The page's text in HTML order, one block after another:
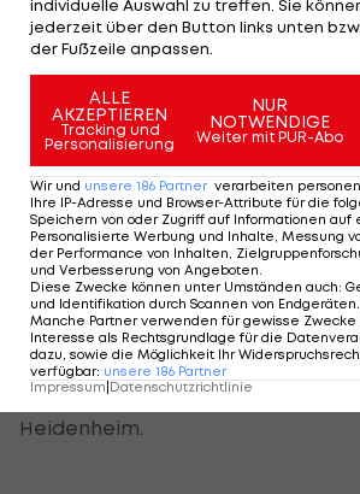
Jahr bei Greuther Fürth dann
dreieinhalb Jahre zum FC Lustenau.
Prinzen verbuchte 70 Einsätze in
Bundesliga und kam in der
Zweitklassigkeit 60 Mal zum Zug.
2003 folgte die Rückkehr zur
und Sportlicher Leiter, ehe er den
wieder verließ. Zwischen 2007 und
er weiters die zweite Mannschaft
Vorarlberger.
Seit 2018 arbeitete er als NLZ-
Heidenheim.
individuelle Auswahl zu treffen. Sie
jederzeit über den Button links unten
der Fußzeile anpassen.
ALLE
AKZEPTIEREN
Tracking und
Personalisierung
NUR
NOTWENDIGE
Weiter mit PUR-Abo
Wir und unsere 186 Partner verarbeiten
Ihre IP-Adresse und Browser-Attribute für die
Speichern von oder Zugriff auf Informationen auf
Personalisierte Werbung und Inhalte, Messung
der Performance von Inhalten,
und Verbesserung von Angeboten
Diese Zwecke können unter Umständen auch:
und Identifikation durch Scannen von Endgeräten
Manche Partner verwenden für gewisse
Interesse als Rechtsgrundlage für die
dazu, sowie die Möglichkeit Ihr
verfügbar: unsere 186 Partner
Impressum|Datenschutzrichtlinie